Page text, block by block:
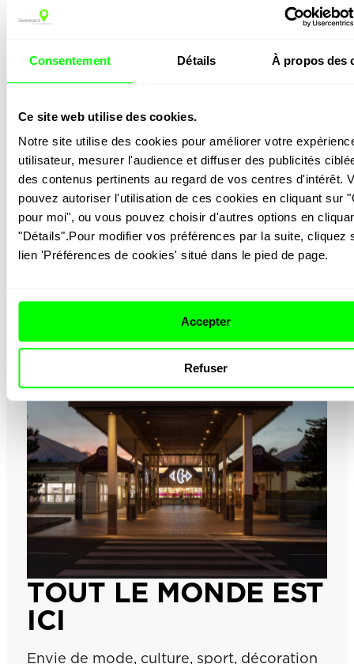
Consentement Détails À propos des
Ce site web utilise des cookies.
Notre site utilise des cookies pour améliorer votre
utilisateur, mesurer l'audience et diffuser des publicités
des contenus pertinents au regard de vos centres d'intérêt.
pouvez autoriser l'utilisation de ces cookies en cliquant sur
pour moi", ou vous pouvez choisir d'autres options en
"Détails".Pour modifier vos préférences par la suite, cliquez
lien 'Préférences de cookies' situé dans le pied de page.
Accepter
Refuser
OUVERTURE EXCEPTIONNELLE 15 AOÛT
Allons-y !
TOUT LE MONDE EST
ICI
Envie de mode, culture, sport, décoration